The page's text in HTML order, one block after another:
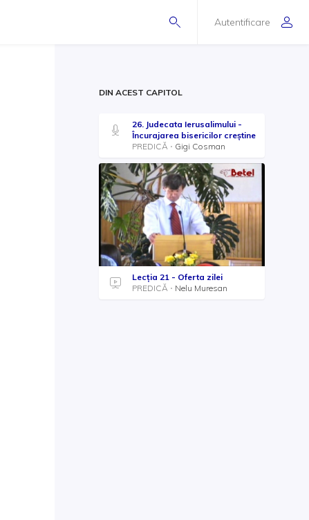
Autentificare
DIN ACEST CAPITOL
26. Judecata Ierusalimului -
Încurajarea bisericilor creștine
PREDICĂ
Gigi Cosman
Lecția 21 - Oferta zilei
PREDICĂ
Nelu Muresan